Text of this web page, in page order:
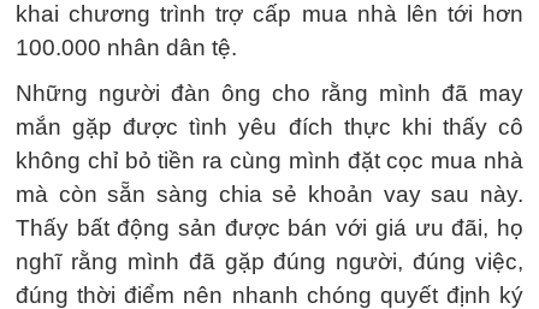
khai chương trình trợ cấp mua nhà lên tới hơn
100.000 nhân dân tệ.
Những người đàn ông cho rằng mình đã may
mắn gặp được tình yêu đích thực khi thấy cô
không chỉ bỏ tiền ra cùng mình đặt cọc mua nhà
mà còn sẵn sàng chia sẻ khoản vay sau này.
Thấy bất động sản được bán với giá ưu đãi, họ
nghĩ rằng mình đã gặp đúng người, đúng việc,
đúng thời điểm nên nhanh chóng quyết định ký